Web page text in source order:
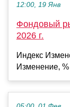
12:00, 19 Янв
Фондовый
2026 г.
Индекс
Изменение,